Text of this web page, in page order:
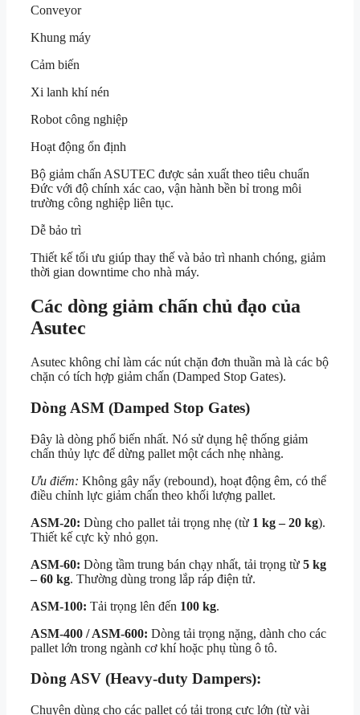
Conveyor
Khung máy
Cảm biến
Xi lanh khí nén
Robot công nghiệp
Hoạt động ổn định
Bộ giảm chấn ASUTEC được sản xuất theo tiêu chuẩn
Đức với độ chính xác cao, vận hành bền bỉ trong môi
trường công nghiệp liên tục.
Dễ bảo trì
Thiết kế tối ưu giúp thay thế và bảo trì nhanh chóng, giảm
thời gian downtime cho nhà máy.
Các dòng giảm chấn chủ đạo của
Asutec
Asutec không chỉ làm các nút chặn đơn thuần mà là các bộ
chặn có tích hợp giảm chấn (Damped Stop Gates).
Dòng ASM (Damped Stop Gates)
Đây là dòng phổ biến nhất. Nó sử dụng hệ thống giảm
chấn thủy lực để dừng pallet một cách nhẹ nhàng.
Ưu điểm: Không gây nẩy (rebound), hoạt động êm, có thể
điều chỉnh lực giảm chấn theo khối lượng pallet.
ASM-20: Dùng cho pallet tải trọng nhẹ (từ 1 kg – 20 kg).
Thiết kế cực kỳ nhỏ gọn.
ASM-60: Dòng tầm trung bán chạy nhất, tải trọng từ 5 kg
– 60 kg. Thường dùng trong lắp ráp điện tử.
ASM-100: Tải trọng lên đến 100 kg.
ASM-400 / ASM-600: Dòng tải trọng nặng, dành cho các
pallet lớn trong ngành cơ khí hoặc phụ tùng ô tô.
Dòng ASV (Heavy-duty Dampers):
Chuyên dùng cho các pallet có tải trọng cực lớn (từ vài